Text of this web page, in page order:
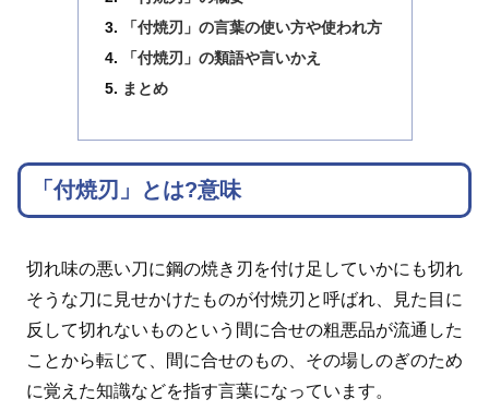
「付焼刃」の言葉の使い方や使われ方
「付焼刃」の類語や言いかえ
まとめ
「付焼刃」とは?意味
切れ味の悪い刀に鋼の焼き刃を付け足していかにも切れ
そうな刀に見せかけたものが付焼刃と呼ばれ、見た目に
反して切れないものという間に合せの粗悪品が流通した
ことから転じて、間に合せのもの、その場しのぎのため
に覚えた知識などを指す言葉になっています。